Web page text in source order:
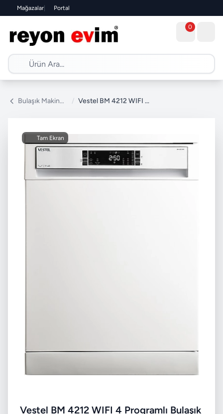
Mağazalar| Portal
0
Bulaşık Makinesi / Vestel BM 4212 WIFI 4 Programlı Bulaşık Makinesi
Tam Ekran
Vestel BM 4212 WIFI 4 Programlı Bulaşık